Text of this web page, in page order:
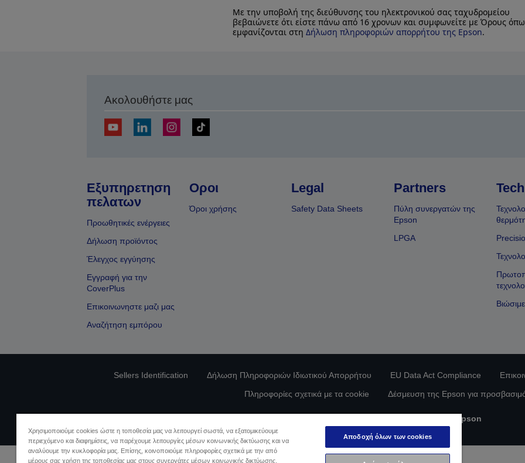
Με την υποβολή της διεύθυνσης του ηλεκτρονικού σας ταχυδρομείου
βεβαιώνετε ότι είστε πάνω από 16 χρονων και συμφωνείτε με Όρους
εμφανίζονται στη Δήλωση πληροφοριών απορρήτου της Epson.
Ακολουθήστε μας
Εξυπηρετηση
πελατων
Προωθητικές ενέργειες
Δήλωση προϊόντος
Έλεγχος εγγύησης
Εγγραφή για την
CoverPlus
Επικοινωνηστε μαζι μας
Αναζήτηση εμπόρου
Οροι
Όροι χρήσης
Legal
Safety Data Sheets
Partners
Πύλη συνεργατών της
Epson
LPGA
Sellers Identification Δήλωση Πληροφοριών Ιδιωτικού Απορρήτου EU Data Act Compliance
Πληροφορίες σχετικά με τα cookie
Δέσμευση της Epson για
Πνευματικά δικαιώματα © 2026 Seiko Epson
Χρησιμοποιούμε cookies ώστε η τοποθεσία μας να λειτουργεί σωστά, να εξατομικεύουμε
περιεχόμενο και διαφημίσεις, να παρέχουμε λειτουργίες μέσων κοινωνικής δικτύωσης και να
αναλύουμε την κυκλοφορία μας. Επίσης, κοινοποιούμε πληροφορίες σχετικά με την από
μέρους σας χρήση της τοποθεσίας μας στους συνεργάτες μέσων κοινωνικής δικτύωσης,
Αποδοχή όλων των cookies